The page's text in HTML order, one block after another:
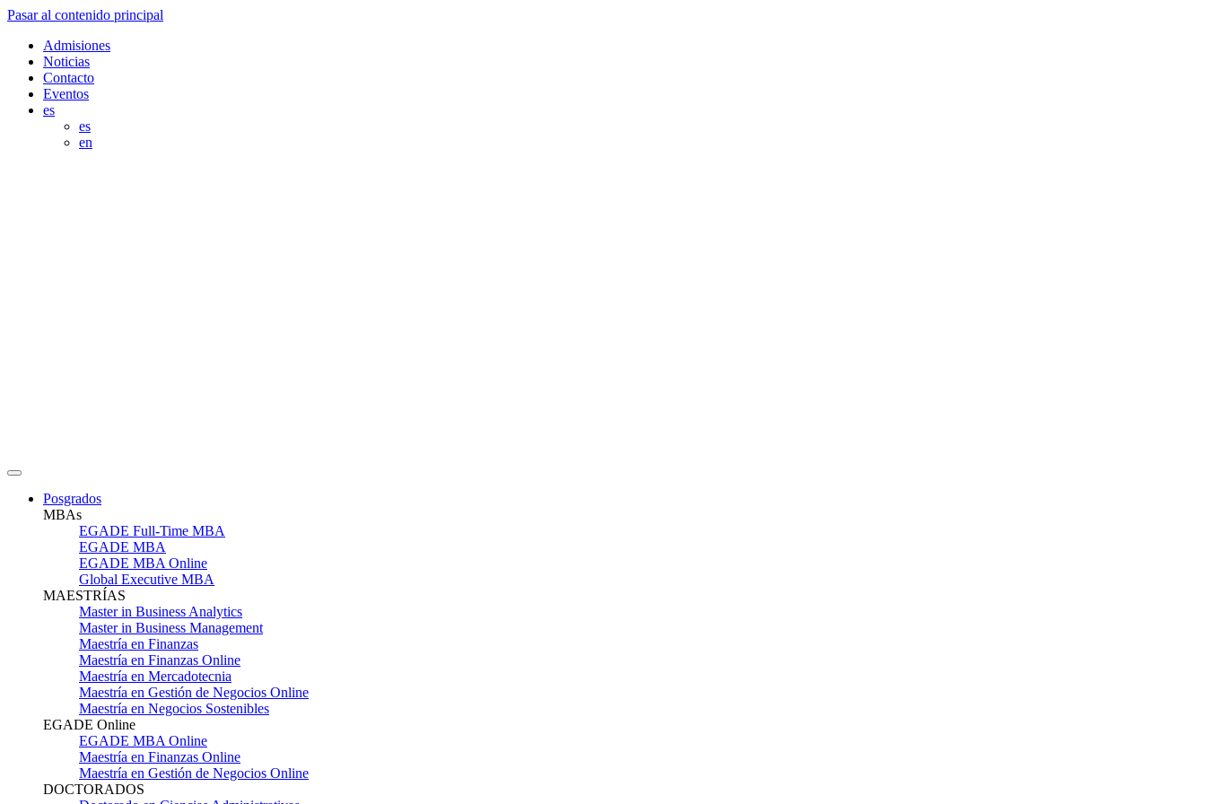
Pasar al contenido principal
Admisiones
Noticias
Contacto
Eventos
es
es
en
Posgrados
MBAs
EGADE Full-Time MBA
EGADE MBA
EGADE MBA Online
Global Executive MBA
MAESTRÍAS
Master in Business Analytics
Master in Business Management
Maestría en Finanzas
Maestría en Finanzas Online
Maestría en Mercadotecnia
Maestría en Gestión de Negocios Online
Maestría en Negocios Sostenibles
EGADE Online
EGADE MBA Online
Maestría en Finanzas Online
Maestría en Gestión de Negocios Online
DOCTORADOS